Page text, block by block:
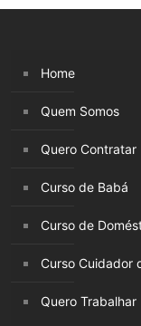
Home
Quem Somos
Quero Contratar
Curso de Babá
Curso de
Curso Cuidador
Quero Trabalhar